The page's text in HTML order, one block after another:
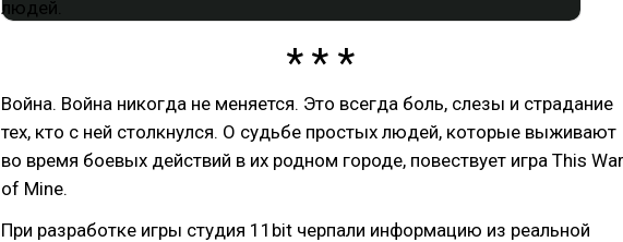
Война. Война никогда не меняется. Это всегда боль, слезы и страдание
тех, кто с ней столкнулся. О судьбе простых людей, которые выживают
во время боевых действий в их родном городе, повествует игра This War
of Mine.
При разработке игры студия 11bit черпали информацию из реальной